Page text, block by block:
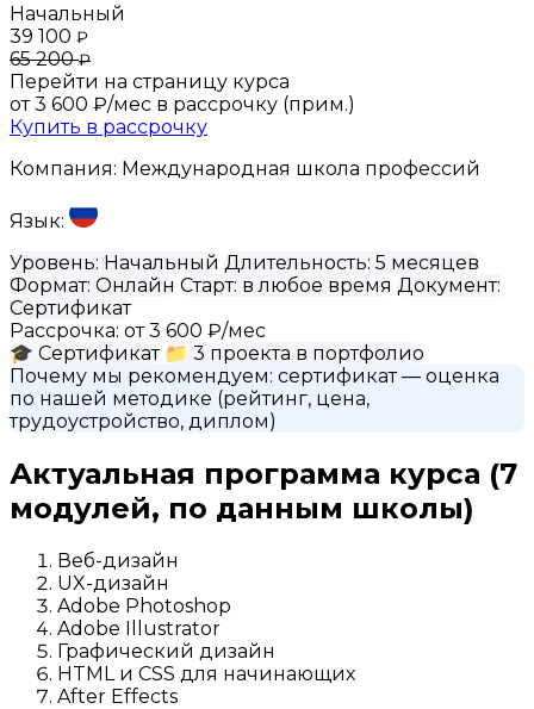
Начальный
39 100 ₽
65 200₽
Перейти на страницу курса
от 3 600 ₽/мес в рассрочку (прим.)
Купить в рассрочку
Компания: Международная школа профессий
Язык:
Уровень: Начальный Длительность: 5 месяцев
Формат: Онлайн Старт: в любое время Документ:
Сертификат
Рассрочка: от 3 600 ₽/мес
🎓 Сертификат 📁 3 проекта в портфолио
Почему мы рекомендуем: сертификат— оценка
по нашей методике (рейтинг, цена,
трудоустройство, диплом)
Актуальная программа курса (7
модулей, по данным школы)
Веб-дизайн
UX-дизайн
Adobe Photoshop
Adobe Illustrator
Графический дизайн
HTML и CSS для начинающих
After Effects